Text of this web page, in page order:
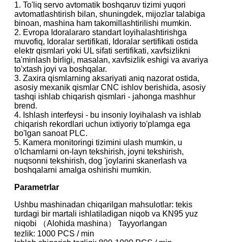
1. To'liq servo avtomatik boshqaruv tizimi yuqori
avtomatlashtirish bilan, shuningdek, mijozlar talabiga
binoan, mashina ham takomillashtirilishi mumkin.
2. Evropa Idoralararo standart loyihalashtirishga
muvofiq, Idoralar sertifikati, Idoralar sertifikati ostida
elektr qismlari yoki UL sifati sertifikati, xavfsizlikni
ta'minlash birligi, masalan, xavfsizlik eshigi va avariya
to'xtash joyi va boshqalar.
3. Zaxira qismlarning aksariyati aniq nazorat ostida,
asosiy mexanik qismlar CNC ishlov berishida, asosiy
tashqi ishlab chiqarish qismlari - jahonga mashhur
brend.
4. Ishlash interfeysi - bu insoniy loyihalash va ishlab
chiqarish rekordlari uchun ixtiyoriy to'plamga ega
bo'lgan sanoat PLC.
5. Kamera monitoringi tizimini ulash mumkin, u
o'lchamlarni on-layn tekshirish, joyni tekshirish,
nuqsonni tekshirish, dog 'joylarini skanerlash va
boshqalarni amalga oshirishi mumkin.
Parametrlar
Ushbu mashinadan chiqarilgan mahsulotlar: tekis
turdagi bir martali ishlatiladigan niqob va KN95 yuz
niqobi （Alohida mashina） Tayyorlangan
tezlik: 1000 PCS / min